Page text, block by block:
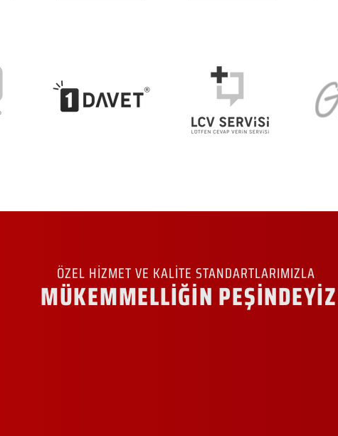
ÖZEL HİZMET VE KALİTE STANDARTLARIMIZLA
MÜKEMMELLİĞİN PEŞİNDEYİZ